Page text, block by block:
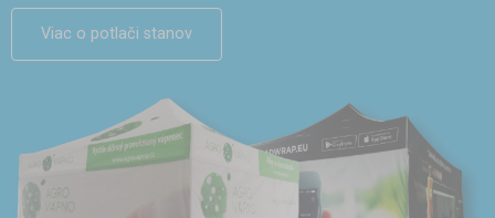
Viac o potlači stanov